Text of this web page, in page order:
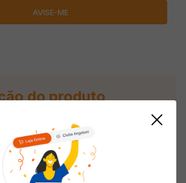
do produto